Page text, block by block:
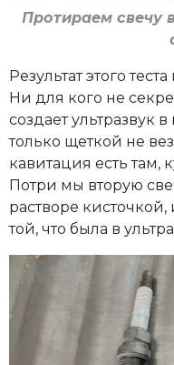
Протираем свечу
Результат этого
Ни для кого не
создает ультразвук
только щеткой не
кавитация есть там,
Потри мы вторую
растворе
той, что была в